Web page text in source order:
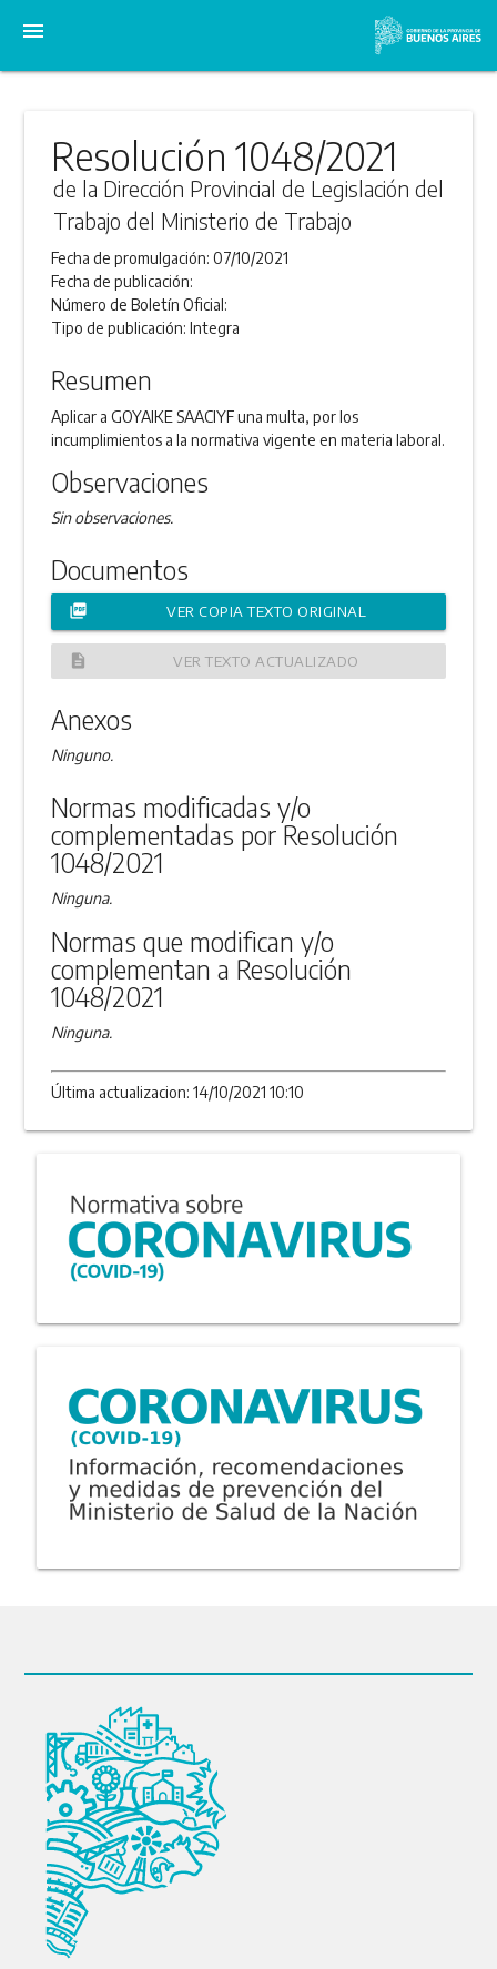
menu
Resolución 1048/2021
de la Dirección Provincial de Legislación del
Trabajo del Ministerio de Trabajo
Fecha de promulgación:07/10/2021
Fecha de publicación:
Número de Boletín Oficial:
Tipo de publicación:Integra
Resumen
Aplicar a GOYAIKE SAACIYF una multa, por los
incumplimientos a la normativa vigente en materia laboral.
Observaciones
Sin observaciones.
Documentos
picture_as_pdf VER COPIA TEXTO ORIGINAL
description VER TEXTO ACTUALIZADO
Anexos
Ninguno.
Normas modificadas y/o
complementadas por Resolución
1048/2021
Ninguna.
Normas que modifican y/o
complementan a Resolución
1048/2021
Ninguna.
Última actualizacion: 14/10/2021 10:10